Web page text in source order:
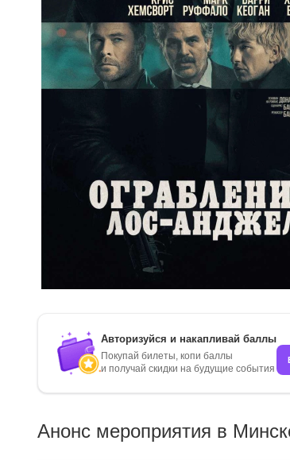
Авторизуйся и накапливай баллы
Покупай билеты, копи баллы
и получай скидки на будущие события
Анонс мероприятия в